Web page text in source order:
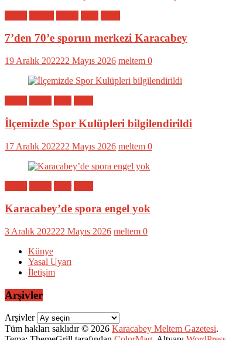
7’den 70’e sporun merkezi Karacabey
19 Aralık 202222 Mayıs 2026 meltem 0
İlçemizde Spor Kulüpleri bilgilendirildi
17 Aralık 202222 Mayıs 2026 meltem 0
Karacabey’de spora engel yok
3 Aralık 202222 Mayıs 2026 meltem 0
Künye
Yasal Uyarı
İletişim
Arşivler
Arşivler
Tüm hakları saklıdır © 2026 Karacabey Meltem Gazetesi.